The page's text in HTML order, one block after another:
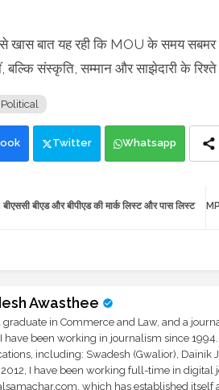
खास बात यह रही कि MOU के समय
बल्कि संस्कृति, सम्मान और साझेदारी के रिश्ते
Political
Twitter Whatsapp
बीएड और बीपीएड की मार्क लिस्ट और पास लिस्ट
Awasthee
graduate in Commerce and Law, and a
have been working in journalism since
including: Swadesh (Gwalior), Dainik
2012, I have been working full-time in
which has established itself